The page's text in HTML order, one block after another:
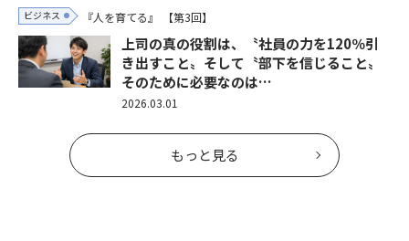
ビジネス 『人を育てる』 【第3回】
上司の真の役割は、〝社員の力を120％引
き出すこと〟そして〝部下を信じること〟
そのために必要なのは…
2026.03.01
もっと見る